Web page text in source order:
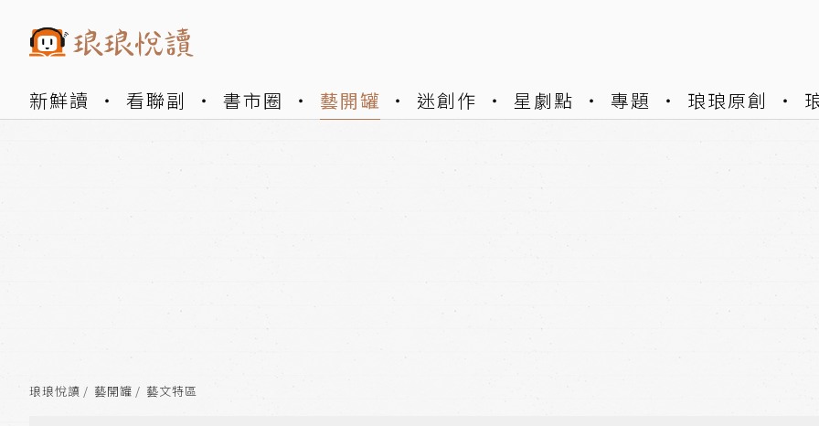
新鮮讀 看聯副 書市圈 藝開罐 迷創作 星劇點 專題 琅琅原創
琅琅悅讀 藝開罐 藝文特區